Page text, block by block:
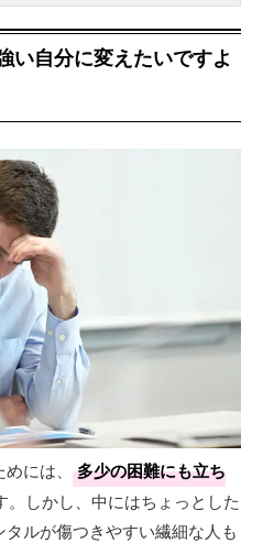
い自分に変えたいですよ
には、
多少の困難にも立ち
。しかし、中にはちょっとした
ルが傷つきやすい繊細な人も